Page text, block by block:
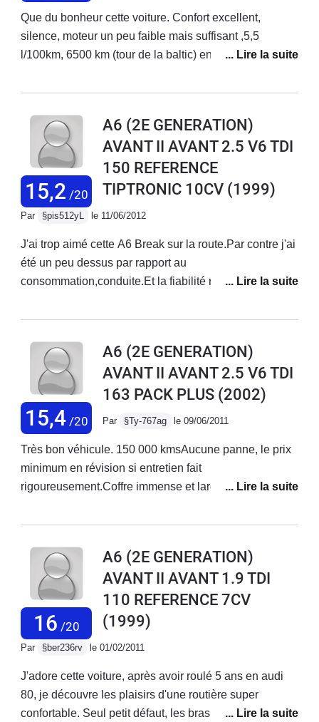
Que du bonheur cette voiture. Confort excellent,
silence, moteur un peu faible mais suffisant ,5,5
l/100km, 6500 km (tour de la baltic) en 12 joirs sans
des .... sont rentre chez moi a 1 h du mat pour me voler
homejacking.Les flics m'ont explique que c'etait normal
quand on a une audi...tous les mecs qui en avait une
dans le village ont connu la meme histoire, donc j'ai
change pour une Touran, puis une Passat par ailleur
excellentes aussi, mais qui n'offrent pas le meme
niveau de plaisir.Donc le seul probleme de cette
voiture, c'est qu'a l'epoque, elle etait tellement bien
qu'on pouvait subir ce type d'aventure...a Lyon.
15,2 /20
A6 (2E GENERATION)
AVANT II AVANT 2.5 V6 TDI
150 REFERENCE
TIPTRONIC 10CV (1999)
Par §pis512yL le 11/06/2012
J'ai trop aimé cette A6 Break sur la route.Par contre j'ai
été un peu dessus par rapport au
consommation,conduite.Et la fiabilité rien à
j'ai mon cousin qui à eu la A6 de 2010.Et on a fait
15,4/20
A6 (2E GENERATION)
AVANT II AVANT 2.5 V6 TDI
163 PACK PLUS (2002)
Par §Ty-767ag le 09/06/2011
Très bon véhicule. 150 000 kmsAucune panne, le prix
minimum en révision si entretien fait
rigoureusement.Coffre immense et largement suffisant
16 /20
A6 (2E GENERATION)
AVANT II AVANT 1.9 TDI
110 REFERENCE 7CV
(1999)
Par §ber236rv le 01/02/2011
J'adore cette voiture, après avoir roulé 5 ans en audi
80, je découvre les plaisirs d'une routière super
confortable. Seul petit défaut, les bras de suspensions